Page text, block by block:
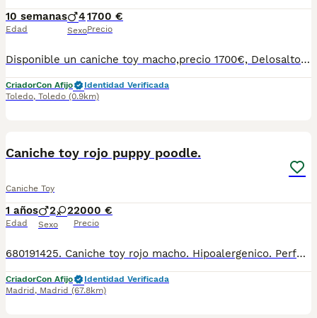
10 semanas
Edad
4
Sexo
1700 €
Precio
Disponible un caniche toy macho,precio 1700€, Delosaltosdevalparaiso somos criadores éticos y familiares en Toledo capital,nuestros caniches viven en casa con nosotros con las mejores comodidades y con mucho cariño, nuestros cachorros se entregan perfectamente sociabilizados y en perfectas condiciones de salud. Los cachorros se entregan: Con chip y cartilla a nombre del comprador, desparasitados y vacunados,con contrato de compra venta con garantías víricas y congenitas,con pedigree LOE (Real sociedad canina de España) y totalmente sociabilizados. Contacto por WhatsApp o llamada al teléfono 647203729 https://www.delosaltosdevalparaiso.com
CriadorCon Afijo
Identidad Verificada
Toledo, Toledo (0.9km)
Caniche toy rojo puppy poodle.
Caniche Toy
1 años
Edad
2 2
Sexo
2000 €
Precio
680191425. Caniche toy rojo macho. Hipoalergenico. Perfecto color rojo pimenton sin manchas, sin prognatismo, Entregados vacunados, desparasitados, con pedigre, garantia de salud virica y congenita, sanos y felices. And we speak english 659158297. Criadero familiar y cria responsable con la mejor alimentacion, y cuidados veterinarios en extensos corrales de juego y ejercicio. Cachorros muy socializados con personas y otros perros. Criamos Caniche toy, Pomeranias, Bichon maltes coreano, Maltipoo, Crestado chino, Mastin napolitano. Envios a: Andalucía: Almería, Cádiz, Córdoba, Granada, Huelva, Jaén, Málaga, Sevilla. Aragón: Huesca, Teruel, Zaragoza. Principado de Asturias: Asturias. Cantabria: Cantabria. Castilla y León: Ávila, Burgos, León, Palencia, Salamanca, Segovia, Soria, Valladolid, Zamora. Castilla-La Mancha: Albacete, Ciudad Real, Cuenca, Guadalajara, Toledo. Cataluña: Barcelona, Girona, Lleida, Tarragona. Comunidad Valenciana: Alicante, Castellón, Valencia. Extremadura: Badajoz, Cáceres. Galicia: A Coruña, Lugo, Ourense, Pontevedra. Comunidad de Madrid: Madrid. Región de Murcia: Murcia. Comunidad Foral de Navarra: Navarra. País Vasco: Álava, Bizkaia, Gipuzkoa. La Rioja: La Rioja.
CriadorCon Afijo
Identidad Verificada
Madrid , Madrid (67.8km)